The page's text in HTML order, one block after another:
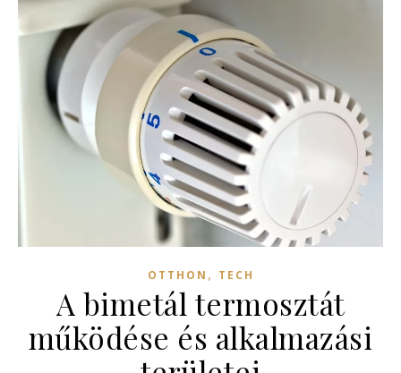
OTTHON , TECH
A bimetál termosztát
működése és alkalmazási